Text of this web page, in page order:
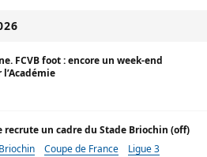
FCVB foot : encore un week-end
recrute un cadre du Stade Briochin (off)
Coupe de France Ligue 3